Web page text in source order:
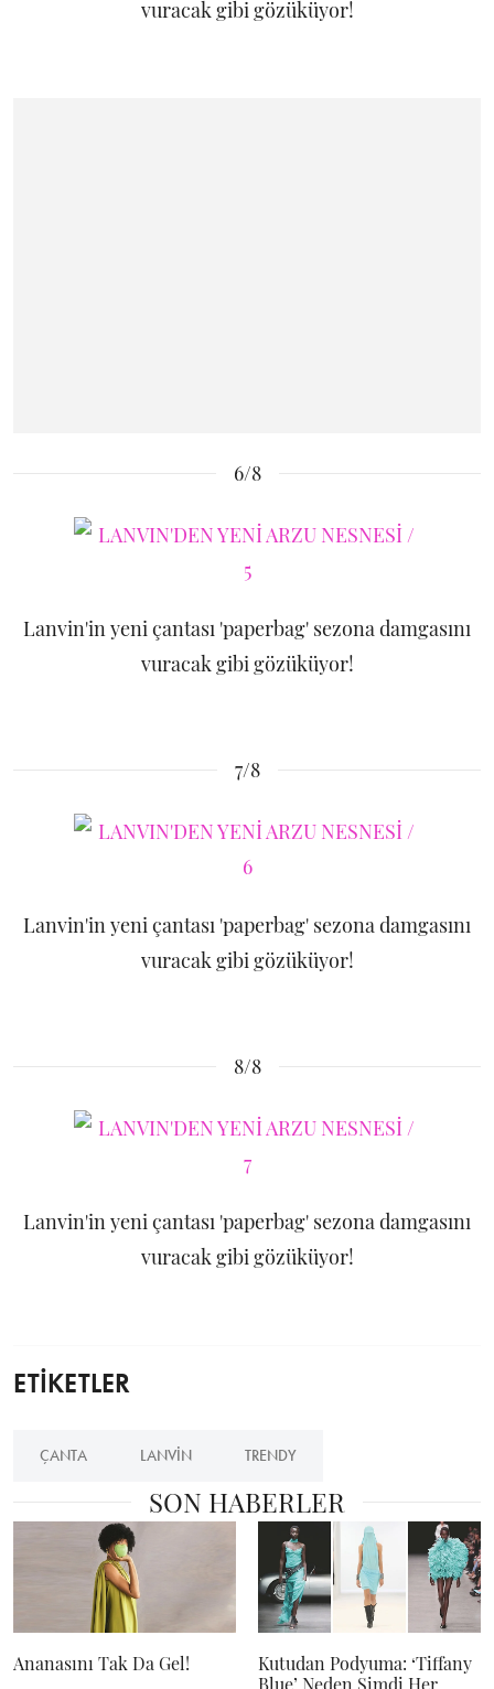
vuracak gibi gözüküyor!
6/8
Lanvin'in yeni çantası 'paperbag' sezona damgasını
vuracak gibi gözüküyor!
7/8
Lanvin'in yeni çantası 'paperbag' sezona damgasını
vuracak gibi gözüküyor!
8/8
Lanvin'in yeni çantası 'paperbag' sezona damgasını
vuracak gibi gözüküyor!
ETİKETLER
ÇANTA LANVIN TRENDY
SON HABERLER
Ananasını Tak Da Gel!
Kutudan Podyuma: ‘Tiffany